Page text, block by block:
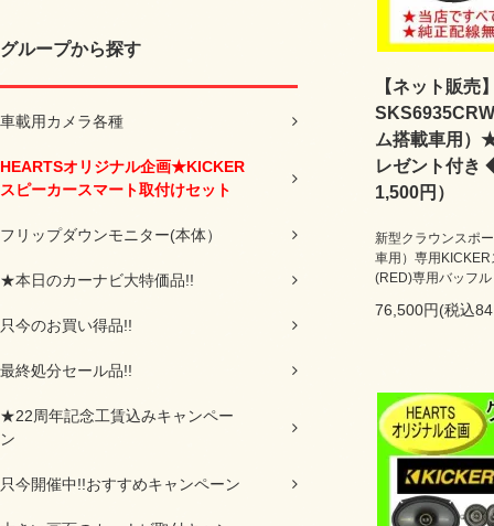
グループから探す
車載用カメラ各種
HEARTSオリジナル企画★KICKER
スピーカースマート取付けセット
フリップダウンモニター(本体）
★本日のカーナビ大特価品!!
只今のお買い得品!!
最終処分セール品!!
★22周年記念工賃込みキャンペー
ン
只今開催中!!おすすめキャンペーン
【ネット販売
ム搭載車用）
レゼント付き
1,500円）
新型クラウンスポ
車用）専用
(RED)専用バッフ
76,500円(税込